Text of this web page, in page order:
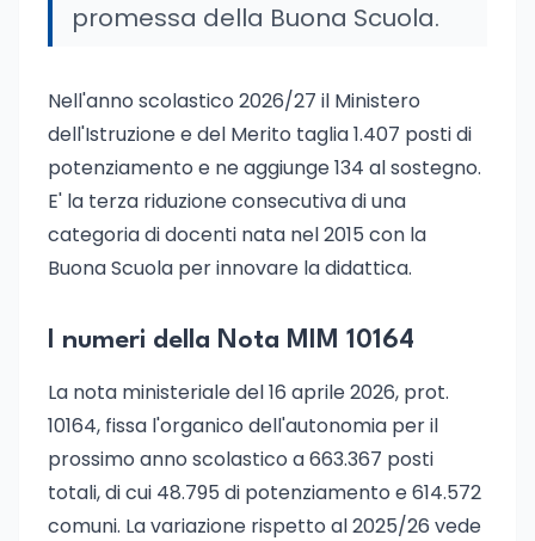
promessa della Buona Scuola.
Nell'anno scolastico 2026/27 il Ministero
dell'Istruzione e del Merito taglia 1.407 posti di
potenziamento e ne aggiunge 134 al sostegno.
E' la terza riduzione consecutiva di una
categoria di docenti nata nel 2015 con la
Buona Scuola per innovare la didattica.
I numeri della Nota MIM 10164
La nota ministeriale del 16 aprile 2026, prot.
10164, fissa l'organico dell'autonomia per il
prossimo anno scolastico a 663.367 posti
totali, di cui 48.795 di potenziamento e 614.572
comuni. La variazione rispetto al 2025/26 vede